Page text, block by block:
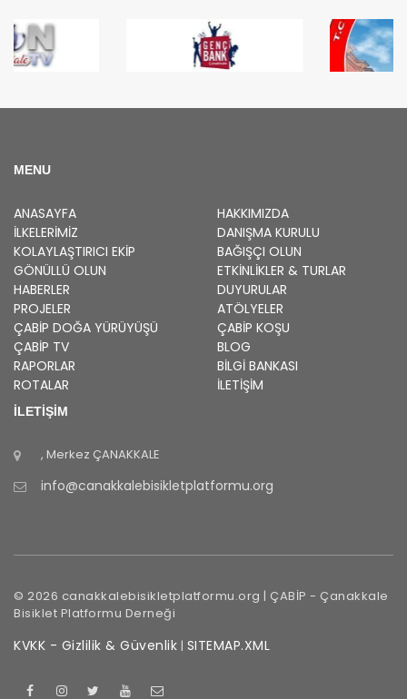
MENU
ANASAYFA
HAKKIMIZDA
İLKELERIMIZ
DANIŞMA KURULU
KOLAYLAŞTIRICI EKIP
BAĞIŞÇI OLUN
GÖNÜLLÜ OLUN
ETKINLIKLER & TURLAR
HABERLER
DUYURULAR
PROJELER
ATÖLYELER
ÇABİP DOĞA YÜRÜYÜŞÜ ÇABİP KOŞU
ÇABİP TV
BLOG
RAPORLAR
BILGI BANKASI
ROTALAR
İLETİŞİM
İLETİŞİM
, Merkez ÇANAKKALE
info@canakkalebisikletplatformu.org
© 2026 canakkalebisikletplatformu.org | ÇABİP - Çanakkale
Bisiklet Platformu Derneği
KVKK - Gizlilik & Güvenlik | SITEMAP.XML